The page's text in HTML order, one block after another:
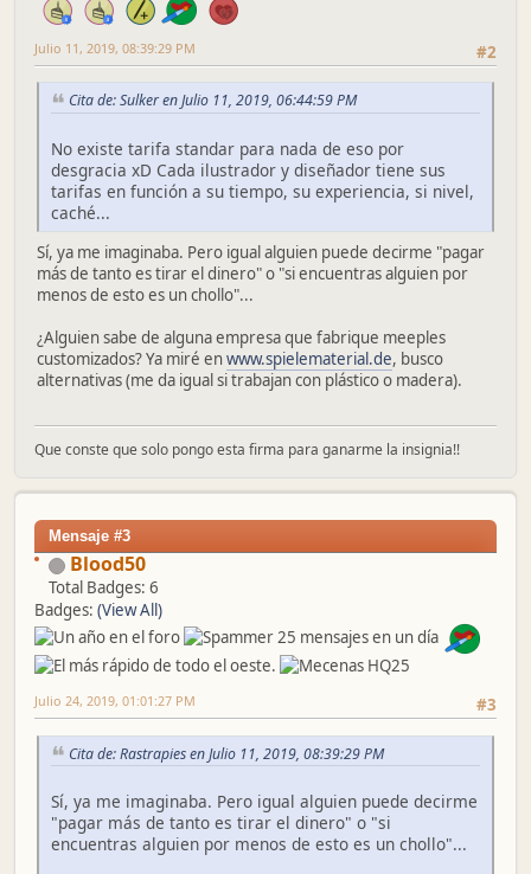
#2
Julio 11, 2019, 08:39:29 PM
Cita de: Sulker en Julio 11, 2019, 06:44:59 PM
No existe tarifa standar para nada de eso por
desgracia xD Cada ilustrador y diseñador tiene sus
tarifas en función a su tiempo, su experiencia, si nivel,
caché...
Sí, ya me imaginaba. Pero igual alguien puede decirme "pagar
más de tanto es tirar el dinero" o "si encuentras alguien por
menos de esto es un chollo"...
¿Alguien sabe de alguna empresa que fabrique meeples
customizados? Ya miré enwww.spielematerial.de, busco
alternativas (me da igual si trabajan con plástico o madera).
Que conste que solo pongo esta firma para ganarme la insignia!!
Mensaje #3
Blood50
Total Badges: 6
Badges: (View All)
#3
Julio 24, 2019, 01:01:27 PM
Cita de: Rastrapies en Julio 11, 2019, 08:39:29 PM
Sí, ya me imaginaba. Pero igual alguien puede decirme
"pagar más de tanto es tirar el dinero" o "si
encuentras alguien por menos de esto es un chollo"...